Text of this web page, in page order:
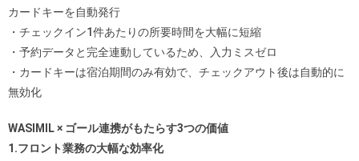
カードキーを自動発行
・チェックイン1件あたりの所要時間を大幅に短縮
・予約データと完全連動しているため、入力ミスゼロ
・カードキーは宿泊期間のみ有効で、チェックアウト後は自動的に
無効化
WASIMIL × ゴール連携がもたらす3つの価値
1.フロント業務の大幅な効率化